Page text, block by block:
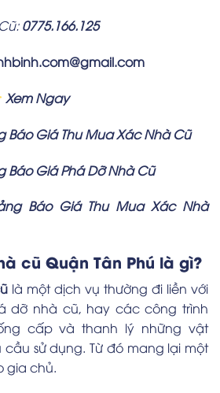
0775.166.125
Xem Ngay
Báo Giá Thu Mua Xác Nhà Cũ
Báo Giá Phá Dỡ Nhà Cũ
Báo Giá Thu Mua Xác Nhà
cũ Quận Tân Phú là gì?
là một dịch vụ thường đi liền với
dỡ nhà cũ, hay các công trình
cấp và thanh lý những vật
sử dụng. Từ đó mang lại một
gia chủ.